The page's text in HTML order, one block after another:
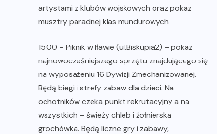
artystami z klubów wojskowych oraz pokaz
musztry paradnej klas mundurowych
15.00 – Piknik w Iławie (ul.Biskupia2) – pokaz
najnowocześniejszego sprzętu znajdującego się
na wyposażeniu 16 Dywizji Zmechanizowanej.
Będą biegi i strefy zabaw dla dzieci. Na
ochotników czeka punkt rekrutacyjny a na
wszystkich – świeży chleb i żołnierska
grochówka. Będą liczne gry i zabawy,